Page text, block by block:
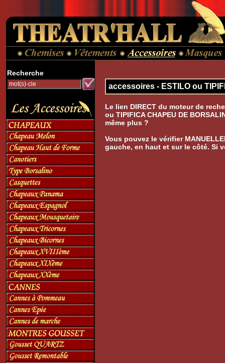
Recherche
accessoires - ESTILO ou
Le lien DIRECT du moteur de
ou TIPIFICA CHAPEU DE
même plus ?
Vous pouvez le vérifier
gauche, en haut et sur le côté. Si